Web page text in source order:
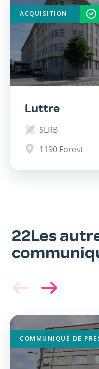
Luttre
SLRB
1190 Forest
ACQUISITION TERMINÉ
22Les
Image
principale
COMMUNIQUÉ DE